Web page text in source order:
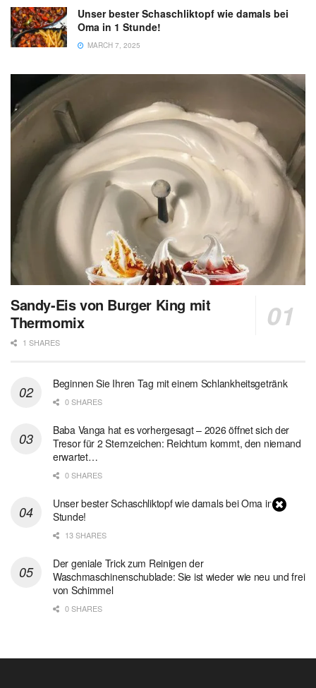
Unser bester Schaschliktopf wie damals bei
Oma in 1 Stunde!
MARCH 7, 2025
Sandy-Eis von Burger King mit
Thermomix
1 SHARES
Beginnen Sie Ihren Tag mit einem Schlankheitsgetränk
0 SHARES
Baba Vanga hat es vorhergesagt – 2026 öffnet sich der
Tresor für 2 Sternzeichen: Reichtum kommt, den niemand
erwartet…
0 SHARES
Unser bester Schaschliktopf wie damals bei Oma in 1
Stunde!
13 SHARES
Der geniale Trick zum Reinigen der
Waschmaschinenschublade: Sie ist wieder wie neu und frei
von Schimmel
0 SHARES